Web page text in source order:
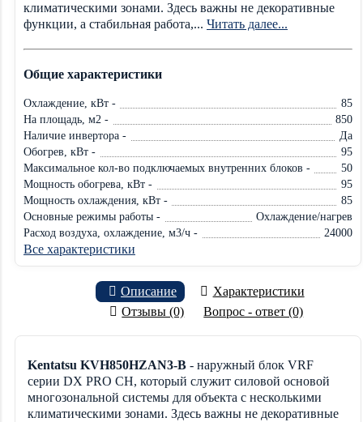
климатическими зонами. Здесь важны не декоративные
функции, а стабильная работа,... Читать далее...
Общие характеристики
Охлаждение, кВт -
85
На площадь, м2 -
850
Наличие инвертора -
Да
Обогрев, кВт -
95
Максимальное кол-во подключаемых внутренних блоков -
50
Мощность обогрева, кВт -
95
Мощность охлаждения, кВт -
85
Основные режимы работы -
Охлаждение/нагрев
Расход воздуха, охлаждение, м3/ч -
24000
Все характеристики
Описание
Характеристики
Отзывы (0)
Вопрос - ответ (0)
Kentatsu KVH850HZAN3-B - наружный блок VRF
серии DX PRO CH, который служит силовой основой
многозональной системы для объекта с несколькими
климатическими зонами. Здесь важны не декоративные